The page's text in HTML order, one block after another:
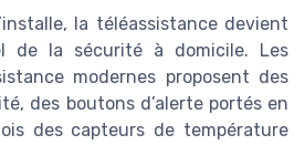
la téléassistance devient
de la sécurité à domicile. Les
modernes proposent des
des boutons d’alerte portés en
des capteurs de température